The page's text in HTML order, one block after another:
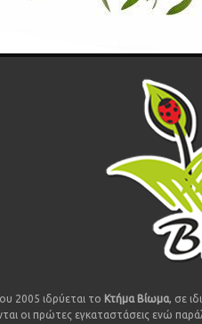
2005 ιδρύεται το Κτήμα Βίωμα, σε
οι πρώτες εγκαταστάσεις ενώ